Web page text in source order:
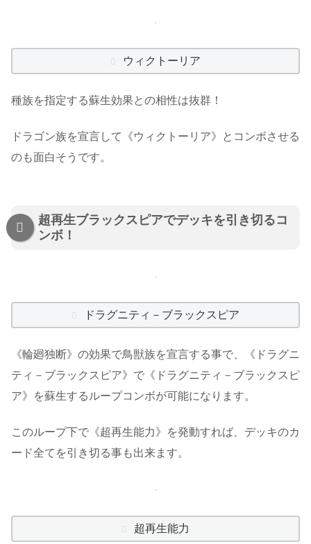
ウィクトーリア
種族を指定する蘇生効果との相性は抜群！
ドラゴン族を宣言して《ウィクトーリア》とコンボさせる
のも面白そうです。
超再生ブラックスピアでデッキを引き切るコ
ンボ！
ドラグニティ－ブラックスピア
《輪廻独断》の効果で鳥獣族を宣言する事で、《ドラグニ
ティ－ブラックスピア》で《ドラグニティ－ブラックスピ
ア》を蘇生するループコンボが可能になります。
このループ下で《超再生能力》を発動すれば、デッキのカ
ード全てを引き切る事も出来ます。
超再生能力